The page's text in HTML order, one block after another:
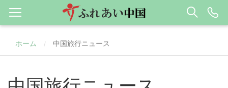
ホーム / 中国旅行ニュース